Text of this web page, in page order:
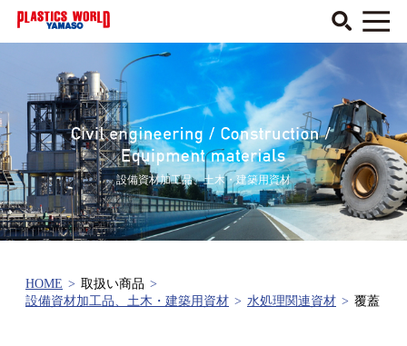
設備資材加工品、土木・建築用資材
HOME > 取扱い商品 >
設備資材加工品、土木・建築用資材 > 水処理関連資材 > 覆蓋